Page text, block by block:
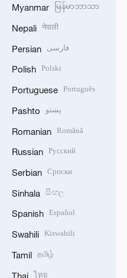
Myanmar မြန်မာဘာသာ
Nepali नेपाली
Persian فارسی
Polish Polski
Portuguese Português
Pashto پښتو
Romanian Română
Russian Русский
Serbian Српски
Sinhala සිංහල
Spanish Español
Swahili Kiswahili
Tamil தமிழ்
Thai ไทย